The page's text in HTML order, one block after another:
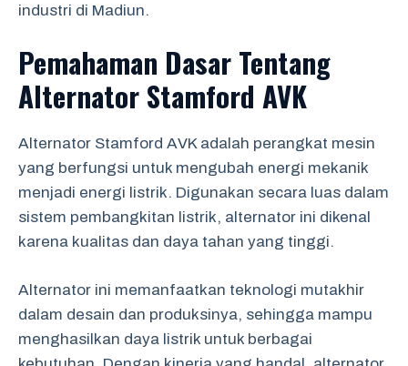
industri di Madiun.
Pemahaman Dasar Tentang
Alternator Stamford AVK
Alternator Stamford AVK adalah perangkat mesin
yang berfungsi untuk mengubah energi mekanik
menjadi energi listrik. Digunakan secara luas dalam
sistem pembangkitan listrik, alternator ini dikenal
karena kualitas dan daya tahan yang tinggi.
Alternator ini memanfaatkan teknologi mutakhir
dalam desain dan produksinya, sehingga mampu
menghasilkan daya listrik untuk berbagai